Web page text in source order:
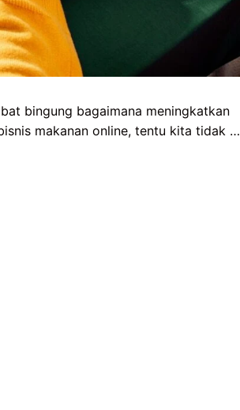
bingung bagaimana meningkatkan
makanan online, tentu kita tidak …